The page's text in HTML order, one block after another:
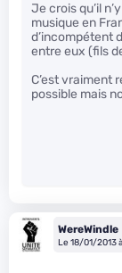
Je crois qu’il
musique en
d’incompétent
entre eux (fils
C’est vraiment
possible mais
WereWindle
Le 18/01/2013